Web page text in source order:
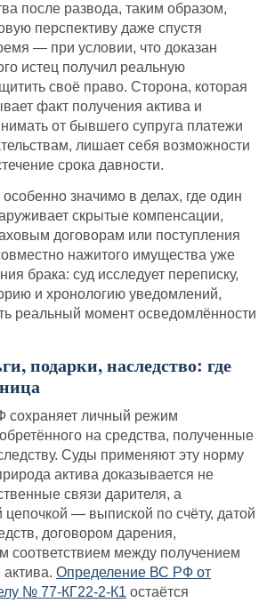
после развода, таким образом,
перспективу даже спустя
— при условии, что доказан
истец получил реальную
своё право. Сторона, которая
факт получения актива и
от бывшего супруга платежи
лишает себя возможности
срока давности.
особенно значимо в делах, где один
скрытые компенсации,
договорам или поступления
нажитого имущества уже
брака: суд исследует переписку,
и хронологию уведомлений,
реальный момент осведомлённости
подарки, наследство: где
сохраняет личный режим
на средства, полученные
Суды применяют эту норму
актива доказывается не
связи дарителя, а
цепочкой — выпиской по счёту, датой
договором дарения,
соответствием между получением
Определение ВС РФ от
№ 77-КГ22-2-К1 остаётся